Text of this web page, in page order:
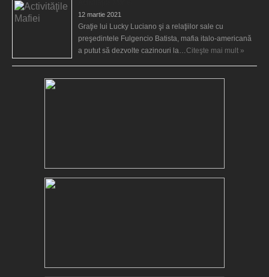
12 martie 2021
Graţie lui Lucky Luciano şi a relaţiilor sale cu
preşedintele Fulgencio Batista, mafia italo-americană
a putut să dezvolte cazinouri la…Citeşte mai mult »